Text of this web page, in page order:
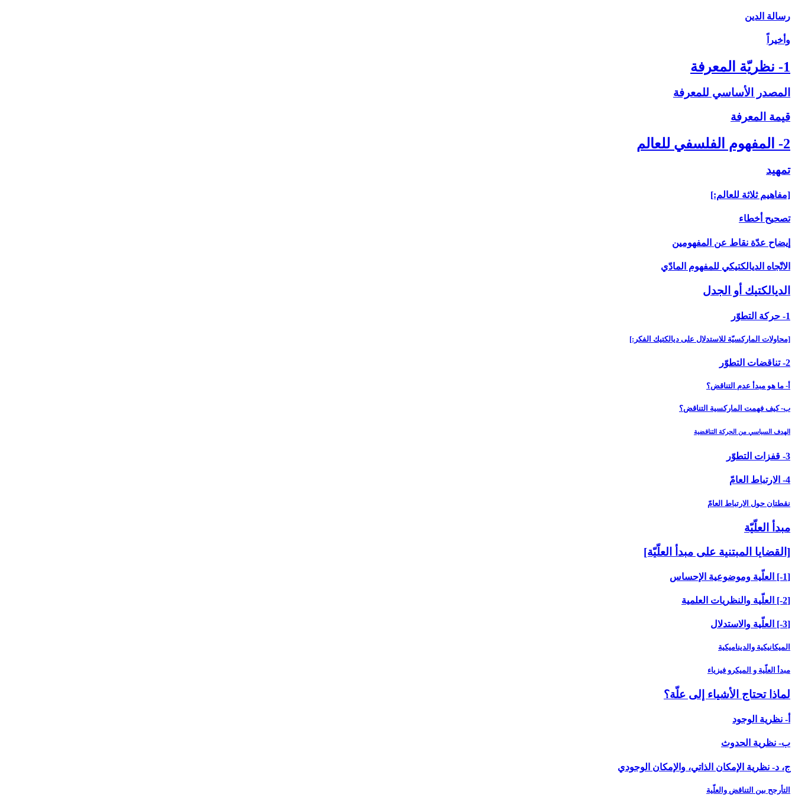
رسالة الدين
وأخيراً
1- نظريّة المعرفة
المصدر الأساسي للمعرفة
قيمة المعرفة
2- المفهوم الفلسفي للعالم
تمهيد
[مفاهيم ثلاثة للعالم:]
تصحيح أخطاء
إيضاح عدّة نقاط عن المفهومين
الاتّجاه الديالكتيكي للمفهوم المادّي
الديالكتيك أو الجدل‏
1- حركة التطوّر
[محاولات الماركسيّة للاستدلال على ديالكتيك الفكر:]
2- تناقضات التطوّر
أ- ما هو مبدأ عدم التناقض؟
ب- كيف فهمت الماركسية التناقض؟
الهدف السياسي من الحركة التناقضية
3- قفزات التطوّر
4- الارتباط العامّ‏
نقطتان حول الارتباط العامّ
مبدأ العلّيّة
[القضايا المبتنية على مبدأ العلّيّة]
[1-] العلّية وموضوعية الإحساس
[2-] العلّية والنظريات العلمية
[3-] العلّية والاستدلال
الميكانيكية والديناميكية
مبدأ العلّية و الميكرو فيزياء
لماذا تحتاج الأشياء إلى علّة؟
أ- نظرية الوجود
ب- نظرية الحدوث
ج، د- نظرية الإمكان الذاتي، والإمكان الوجودي
التأرجح بين التناقض والعلّية